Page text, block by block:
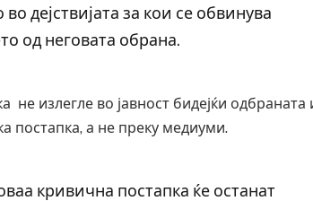
дејствијата за кои се обвинува
од неговата обрана.
не излегле во јавност бидејќи одбраната
постапка, а не преку медиуми.
кривична постапка ќе останат